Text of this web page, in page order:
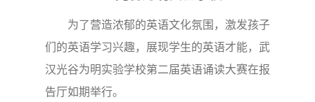
为了营造浓郁的英语文化氛围，激发孩子
们的英语学习兴趣，展现学生的英语才能，武
汉光谷为明实验学校第二届英语诵读大赛在报
告厅如期举行。